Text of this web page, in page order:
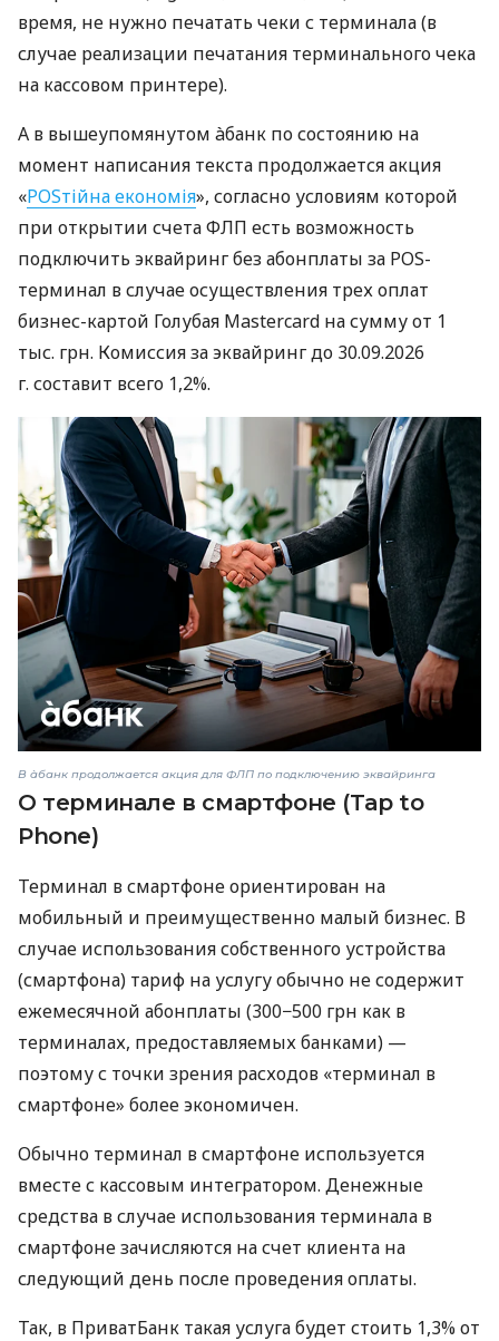
время, не нужно печатать чеки с терминала (в
случае реализации печатания терминального чека
на кассовом принтере).
А в вышеупомянутом àбанк по состоянию на
момент написания текста продолжается акция
«POSтійна економія», согласно условиям которой
при открытии счета ФЛП есть возможность
подключить эквайринг без абонплаты за POS-
терминал в случае осуществления трех оплат
бизнес-картой Голубая Mastercard на сумму от 1
тыс. грн. Комиссия за эквайринг до 30.09.2026
г. составит всего 1,2%.
В àбанк продолжается акция для ФЛП по подключению эквайринга
О терминале в смартфоне (Tap to
Phone)
Терминал в смартфоне ориентирован на
мобильный и преимущественно малый бизнес. В
случае использования собственного устройства
(смартфона) тариф на услугу обычно не содержит
ежемесячной абонплаты (300−500 грн как в
терминалах, предоставляемых банками) —
поэтому с точки зрения расходов «терминал в
смартфоне» более экономичен.
Обычно терминал в смартфоне используется
вместе с кассовым интегратором. Денежные
средства в случае использования терминала в
смартфоне зачисляются на счет клиента на
следующий день после проведения оплаты.
Так, в ПриватБанк такая услуга будет стоить 1,3% от